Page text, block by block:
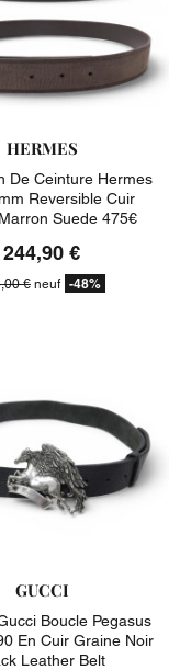
HERMES
De Ceinture Hermes
Reversible Cuir
Suede 475€
244,90 €
€ neuf -48%
GUCCI
Boucle Pegasus
En Cuir Graine Noir
Leather Belt